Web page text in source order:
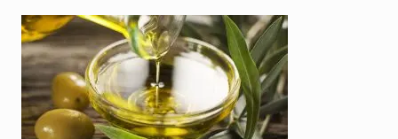
i
a
q
u
e
l
l
i
n
a
l
e
g
a
l
e
a